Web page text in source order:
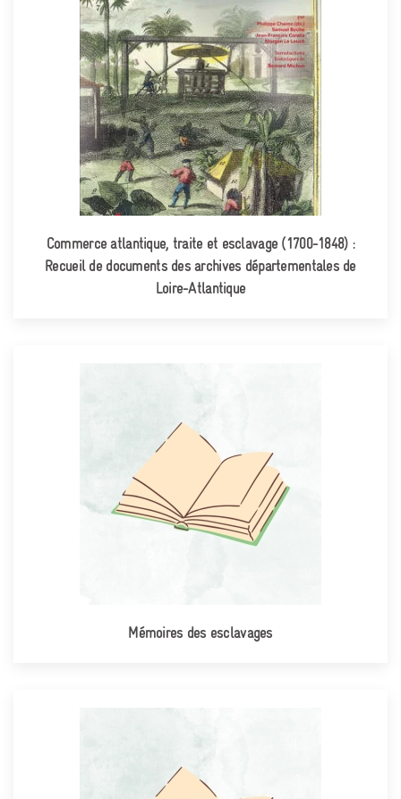
Commerce atlantique, traite et esclavage (1700-1848) :
Recueil de documents des archives départementales de
Loire-Atlantique
Mémoires des esclavages